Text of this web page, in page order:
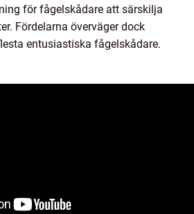
för fågelskådare att särskilja
Fördelarna överväger dock
entusiastiska fågelskådare.